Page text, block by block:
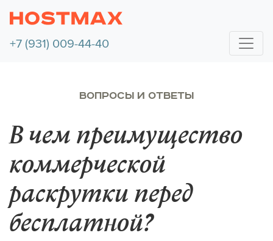
+7 (931) 009-44-40
ВОПРОСЫ И ОТВЕТЫ
В чем преимущество
коммерческой
раскрутки перед
бесплатной?